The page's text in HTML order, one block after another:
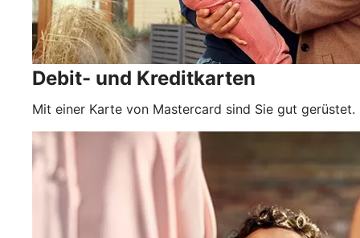
Debit- und Kreditkarten
Mit einer Karte von Mastercard sind Sie gut gerüstet.